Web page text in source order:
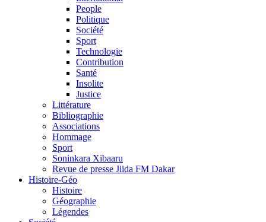
People
Politique
Société
Sport
Technologie
Contribution
Santé
Insolite
Justice
Littérature
Bibliographie
Associations
Hommage
Sport
Soninkara Xibaaru
Revue de presse Jiida FM Dakar
Histoire-Géo
Histoire
Géographie
Légendes